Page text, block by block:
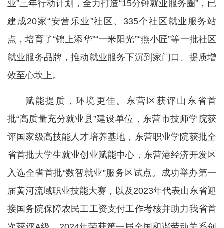
业”三年行动计划，全力打造“15分钟就业服务圈”，已
建成20家“安营乐业”社区、335个社区就业服务站
点，培育了“锦上添华”“一米阳光”“燕小匠”等一批社区
就业服务品牌，推动就业服务下沉到家门口、提质增
效至心坎上。
赋能提质，环境更佳。东营区获评山东省首
批“高质量充分就业县”建设单位，东营市技师学院获
评国家级高技能人才培养基地，东营职业学院获批全
省首批大学生就业创业赋能中心，东营港经济开发区
入选全省首批“数智就业”服务区试点。成功举办第一
届黄河流域职业技能大赛，以及2023年代表山东省迎
接国务院保障农民工工资支付工作考核并助力我省首